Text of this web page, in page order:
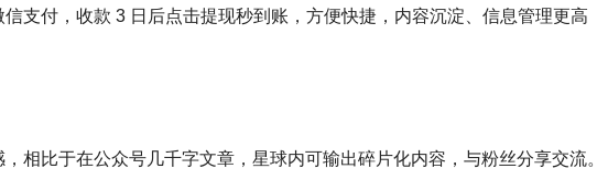
支付，收款 3 日后点击提现秒到账，方便快捷，内容沉淀、信息管理更高
相比于在公众号几千字文章，星球内可输出碎片化内容，与粉丝分享交流。